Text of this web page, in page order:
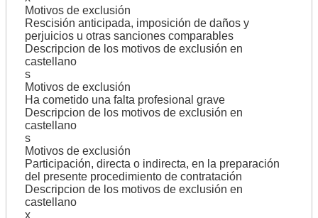
Motivos de exclusión
Rescisión anticipada, imposición de daños y
perjuicios u otras sanciones comparables
Descripcion de los motivos de exclusión en
castellano
s
Motivos de exclusión
Ha cometido una falta profesional grave
Descripcion de los motivos de exclusión en
castellano
s
Motivos de exclusión
Participación, directa o indirecta, en la preparación
del presente procedimiento de contratación
Descripcion de los motivos de exclusión en
castellano
x